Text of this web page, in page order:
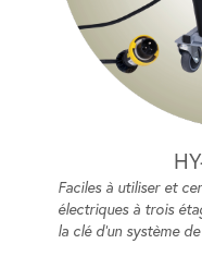
Faciles à utiliser et
électriques à trois
la clé d’un système